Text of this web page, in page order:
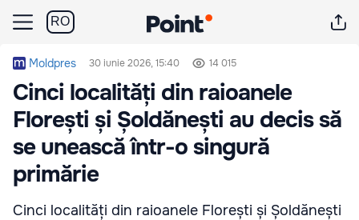
RO
Moldpres 30 iunie 2026, 15:40 14 015
Cinci localități din raioanele
Florești și Șoldănești au decis să
se unească într-o singură
primărie
Cinci localități din raioanele Florești și Șoldănești